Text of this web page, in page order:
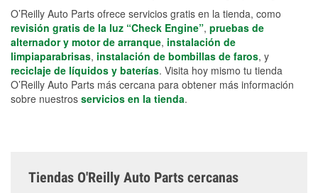
O’Reilly Auto Parts ofrece servicios gratis en la tienda, como
revisión gratis de la luz “Check Engine”, pruebas de
alternador y motor de arranque, instalación de
limpiaparabrisas, instalación de bombillas de faros, y
reciclaje de líquidos y baterías. Visita hoy mismo tu tienda
O’Reilly Auto Parts más cercana para obtener más información
sobre nuestros servicios en la tienda.
Tiendas O'Reilly Auto Parts cercanas